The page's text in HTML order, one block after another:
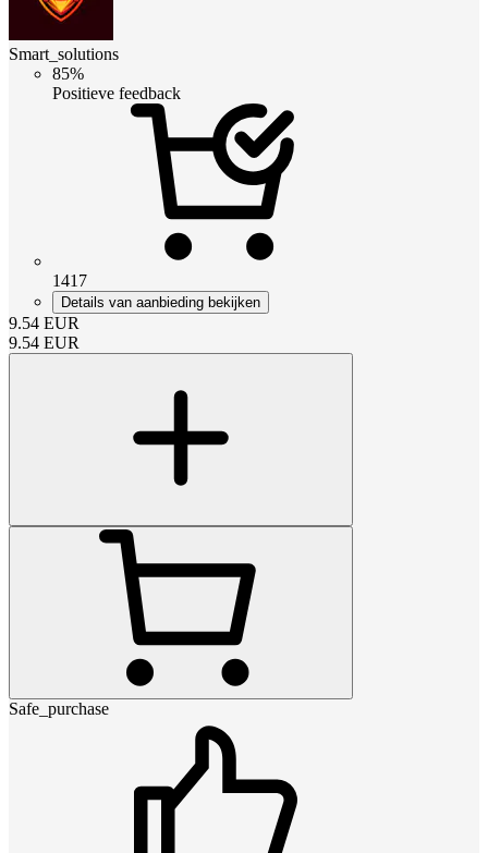
Smart_solutions
85%
Positieve feedback
1417
Details van aanbieding bekijken
9.54 EUR
9.54 EUR
Safe_purchase